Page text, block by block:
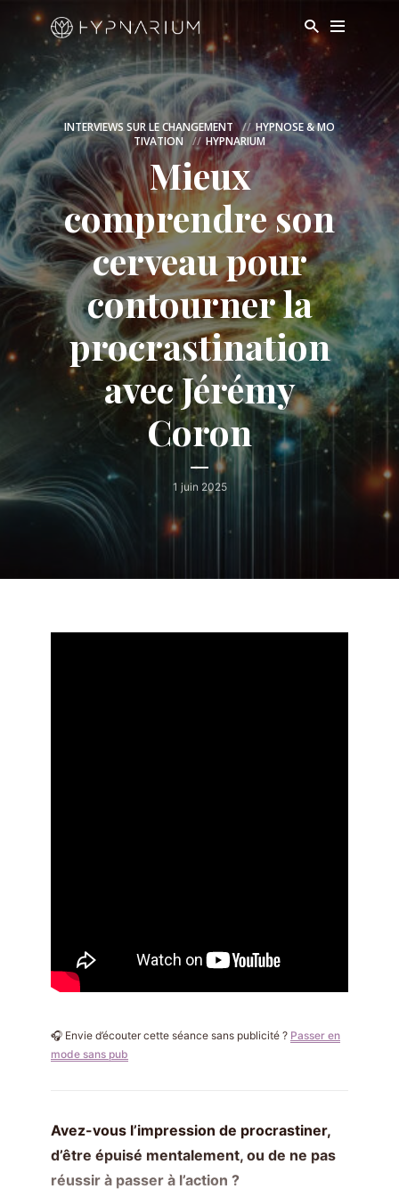
INTERVIEWS SUR LE CHANGEMENT
HYPNOSE & MO
TIVATION
HYPNARIUM
Mieux
comprendre son
cerveau pour
contourner la
procrastination
avec Jérémy
Coron
1 juin 2025
🎧 Envie d’écouter cette séance sans publicité ? Passer en
mode sans pub
Avez-vous l’impression de procrastiner,
d’être épuisé mentalement, ou de ne pas
réussir à passer à l’action ?